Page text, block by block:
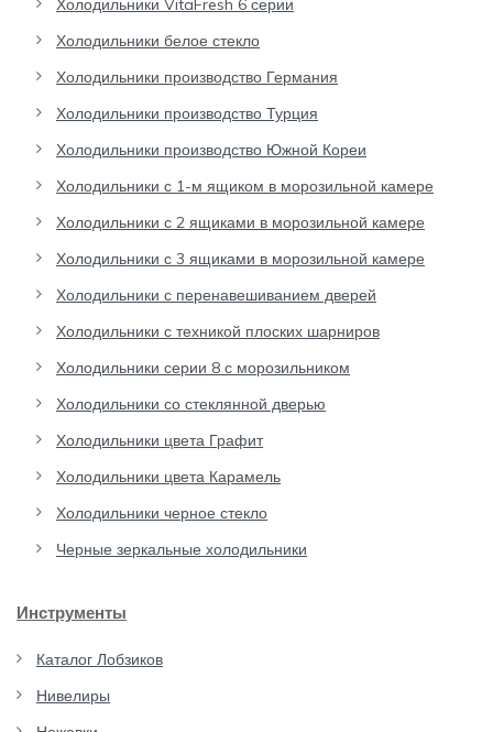
Холодильники VitaFresh 6 серии
Холодильники белое стекло
Холодильники производство Германия
Холодильники производство Турция
Холодильники производство Южной Кореи
Холодильники с 1-м ящиком в морозильной камере
Холодильники с 2 ящиками в морозильной камере
Холодильники с 3 ящиками в морозильной камере
Холодильники с перенавешиванием дверей
Холодильники с техникой плоских шарниров
Холодильники серии 8 с морозильником
Холодильники со стеклянной дверью
Холодильники цвета Графит
Холодильники цвета Карамель
Холодильники черное стекло
Черные зеркальные холодильники
Инструменты
Каталог Лобзиков
Нивелиры